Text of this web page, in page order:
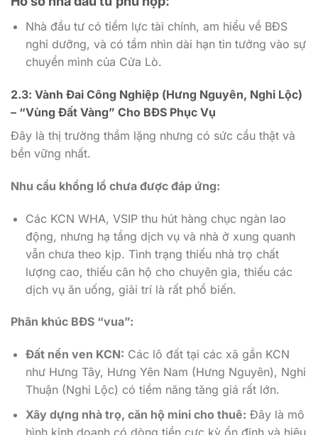
Nhà đầu tư có tiềm lực tài chính, am hiểu về BĐS
nghỉ dưỡng, và có tầm nhìn dài hạn tin tưởng vào sự
chuyển mình của Cửa Lò.
2.3: Vành Đai Công Nghiệp (Hưng Nguyên, Nghi Lộc)
– “Vùng Đất Vàng” Cho BĐS Phục Vụ
Đây là thị trường thầm lặng nhưng có sức cầu thật và
bền vững nhất.
Nhu cầu khổng lồ chưa được đáp ứng:
Các KCN WHA, VSIP thu hút hàng chục ngàn lao
động, nhưng hạ tầng dịch vụ và nhà ở xung quanh
vẫn chưa theo kịp. Tình trạng thiếu nhà trọ chất
lượng cao, thiếu căn hộ cho chuyên gia, thiếu các
dịch vụ ăn uống, giải trí là rất phổ biến.
Phân khúc BĐS “vua”:
Đất nền ven KCN: Các lô đất tại các xã gần KCN
như Hưng Tây, Hưng Yên Nam (Hưng Nguyên), Nghi
Thuận (Nghi Lộc) có tiềm năng tăng giá rất lớn.
Xây dựng nhà trọ, căn hộ mini cho thuê: Đây là mô
hình kinh doanh có dòng tiền cực kỳ ổn định và hiệu